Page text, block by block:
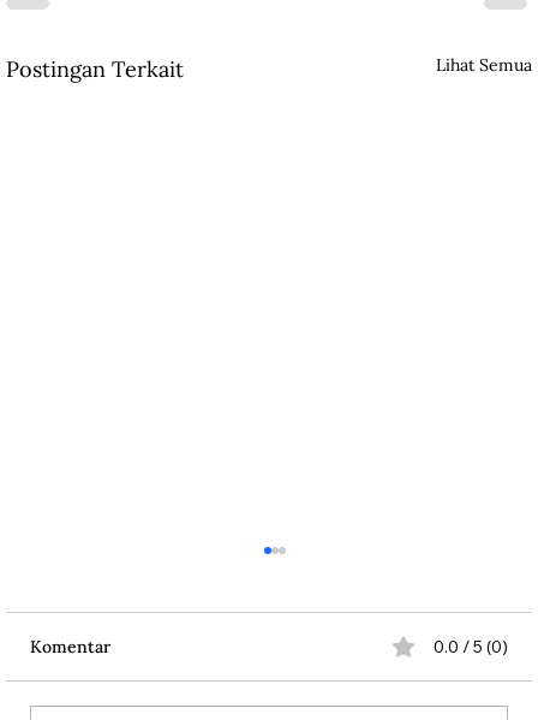
Postingan Terkait Lihat Semua
Komentar 0.0 / 5 (0)